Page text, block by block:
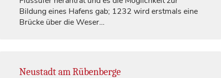
Bildung eines Hafens gab; 1232 wird erstmals eine
Brücke über die Weser…
Neustadt am Rübenberge